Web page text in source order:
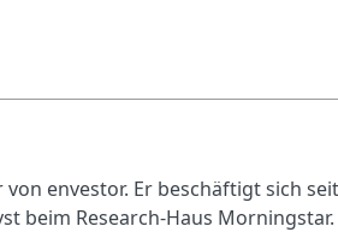
envestor. Er beschäftigt sich seit
beim Research-Haus Morningstar.